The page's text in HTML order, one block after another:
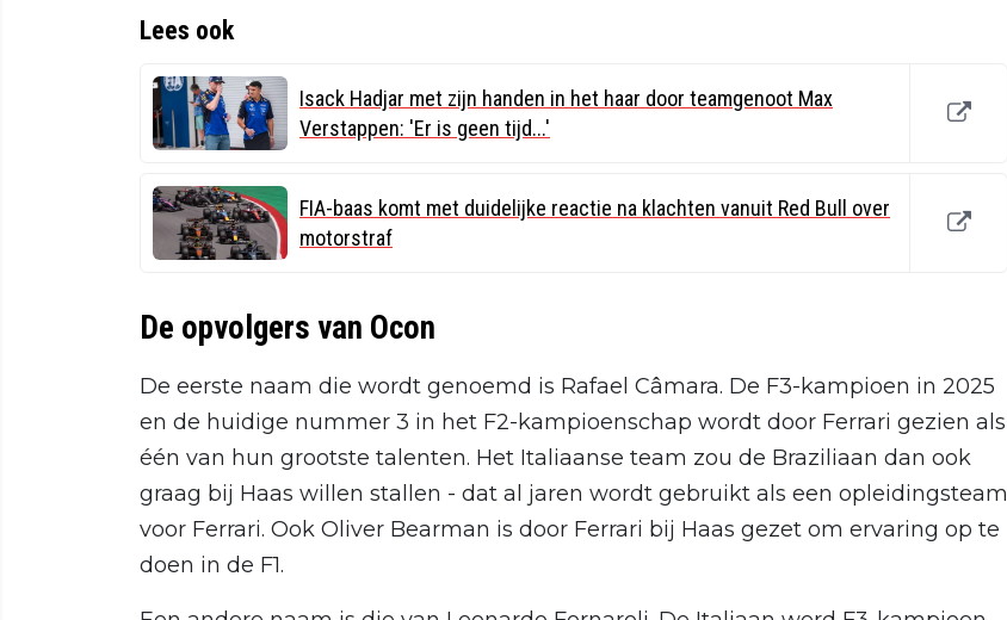
Lees ook
Isack Hadjar met zijn handen in het haar door teamgenoot Max
Verstappen: 'Er is geen tijd...'
FIA-baas komt met duidelijke reactie na klachten vanuit Red Bull over
motorstraf
De opvolgers van Ocon
De eerste naam die wordt genoemd is Rafael Câmara. De F3-kampioen in 2025
en de huidige nummer 3 in het F2-kampioenschap wordt door Ferrari gezien als
één van hun grootste talenten. Het Italiaanse team zou de Braziliaan dan ook
graag bij Haas willen stallen - dat al jaren wordt gebruikt als een opleidingsteam
voor Ferrari. Ook Oliver Bearman is door Ferrari bij Haas gezet om ervaring op te
doen in de F1.